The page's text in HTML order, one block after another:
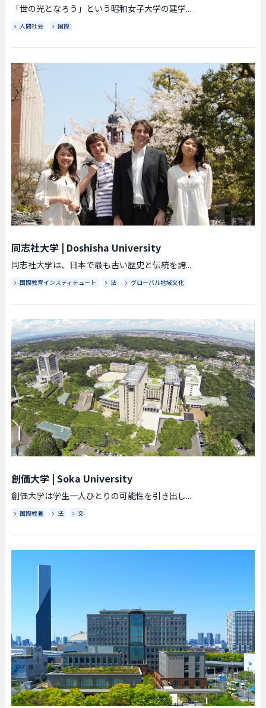
「世の光となろう」という昭和女子大学の建学...
人間社会 国際
同志社大学| Doshisha University
同志社大学は、日本で最も古い歴史と伝統を誇...
国際教育インスティテュート 法 グローバル地域文化
創価大学| Soka University
創価大学は学生一人ひとりの可能性を引き出し...
国際教養 法 文